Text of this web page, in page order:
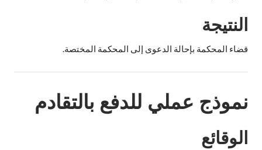
النتيجة
قضاء المحكمة بإحالة الدعوى إلى المحكمة المختصة.
نموذج عملي للدفع بالتقادم
الوقائع